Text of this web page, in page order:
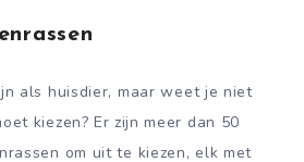
als huisdier, maar weet je niet
kiezen? Er zijn meer dan 50
om uit te kiezen, elk met